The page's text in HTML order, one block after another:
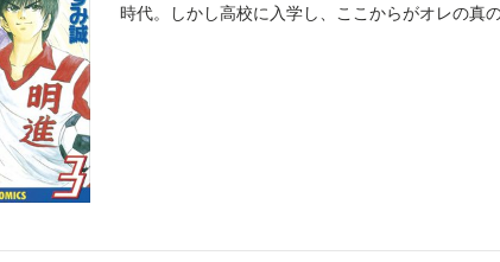
時代。しかし高校に入学し、ここからがオレの真